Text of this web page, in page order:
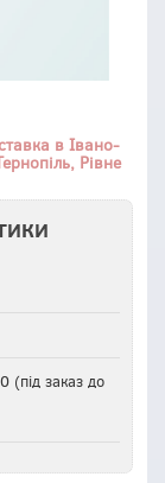
в Івано-
Рівне
(під заказ до